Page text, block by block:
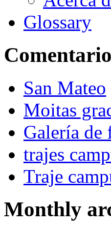
Glossary
San Mateo
Moitas
Galería de
trajes
Traje
Monthly